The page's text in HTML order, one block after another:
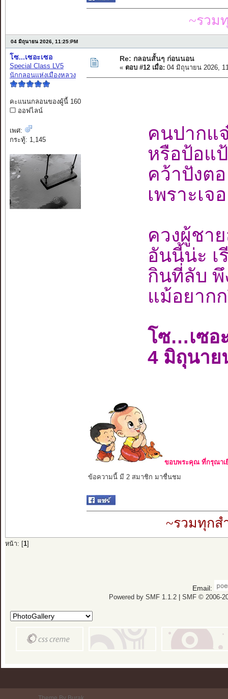
~รวม
04 มิถุนายน 2026, 11:25:PM
โซ...เซอะเซอ
Special Class LV5
นักกลอนแห่งเมืองหลวง
คะแนนกลอนของผู้นี้ 160
ออฟไลน์
เพศ:
กระทู้: 1,145
Re: กลอนสั้นๆ ก่อนนอน
« ตอบ #12 เมื่อ: 04 มิถุนายน 2026,
คนปากแ
หรือป้อแ
คว้าปังต
เพราะเ
ควงผู้ชา
อันนี้น่ะ เ
กินที่ลับ พึ
แม้อยาก
โซ…เซอ
4 มิถุนาย
ขอบพระคุณ ที่กรุณาเ
ข้อความนี้ มี 2 สมาชิก มาชื่นชม
~รวมทุกส
หน้า: [ 1]
Email:
Powered by SMF 1.1.2| SMF © 2006-